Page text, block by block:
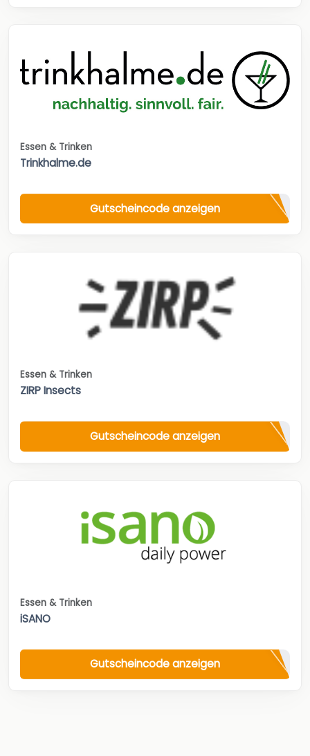
Essen & Trinken
Trinkhalme.de
Gutscheincode anzeigen
Essen & Trinken
ZIRP Insects
Gutscheincode anzeigen
Essen & Trinken
iSANO
Gutscheincode anzeigen